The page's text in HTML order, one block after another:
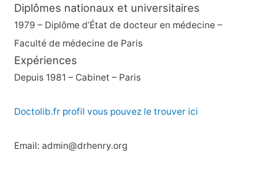
Diplômes nationaux et universitaires
1979 – Diplôme d’État de docteur en médecine –
Faculté de médecine de Paris
Expériences
Depuis 1981 – Cabinet – Paris
Doctolib.fr profil vous pouvez le trouver ici
Email: admin@drhenry.org